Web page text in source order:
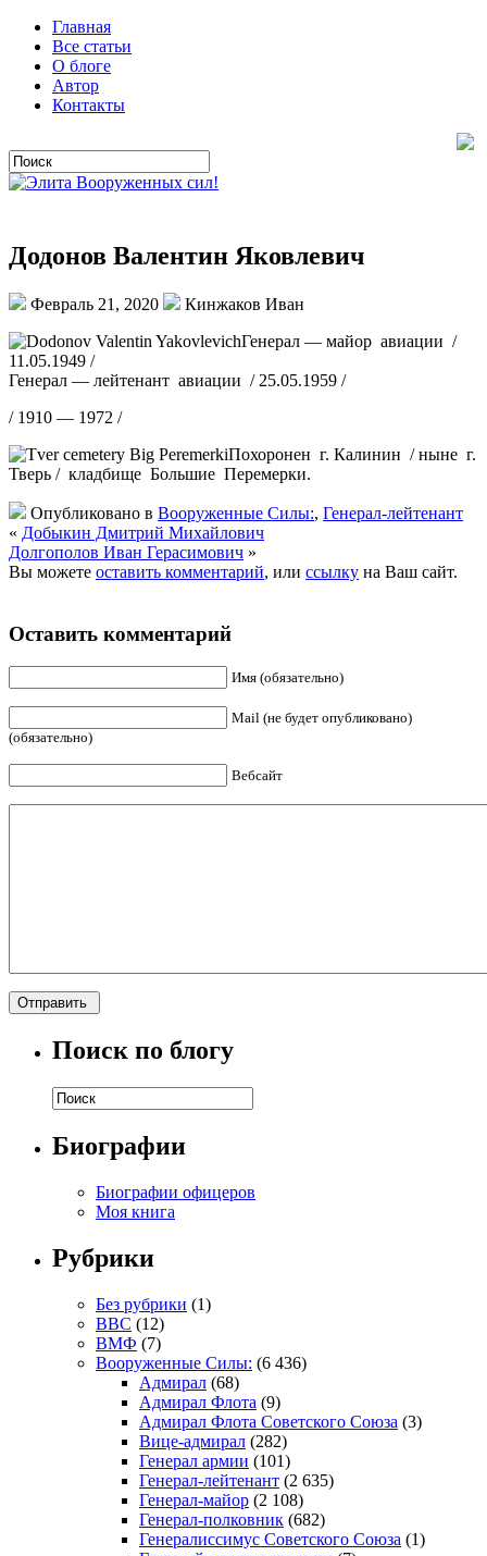
Главная
Все статьи
О блоге
Автор
Контакты
Додонов Валентин Яковлевич
Февраль 21, 2020
Кинжаков Иван
Генерал — майор авиации /
11.05.1949 /
Генерал — лейтенант авиации / 25.05.1959 /
/ 1910 — 1972 /
Похоронен г. Калинин / ныне г.
Тверь / кладбище Большие Перемерки.
Опубликовано в Вооруженные Силы:, Генерал-лейтенант
« Добыкин Дмитрий Михайлович
Долгополов Иван Герасимович »
Вы можете оставить комментарий, или ссылку на Ваш сайт.
Оставить комментарий
Имя (обязательно)
Mail (не будет опубликовано)
(обязательно)
Вебсайт
Поиск по блогу
Биографии
Биографии офицеров
Моя книга
Рубрики
Без рубрики (1)
ВВС (12)
ВМФ (7)
Вооруженные Силы: (6 436)
Адмирал (68)
Адмирал Флота (9)
Адмирал Флота Советского Союза (3)
Вице-адмирал (282)
Генерал армии (101)
Генерал-лейтенант (2 635)
Генерал-майор (2 108)
Генерал-полковник (682)
Генералиссимус Советского Союза (1)